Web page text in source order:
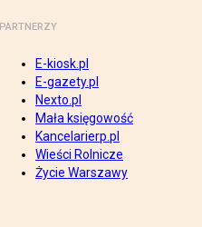
PARTNERZY
E-kiosk.pl
E-gazety.pl
Nexto.pl
Mała księgowość
Kancelarierp.pl
Wieści Rolnicze
Życie Warszawy